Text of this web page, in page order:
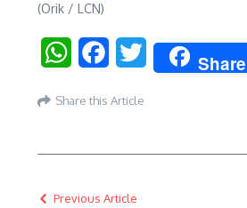
(Orik / LCN)
WhatsAppFacebookTwitter Share
Share this Article
Previous Article